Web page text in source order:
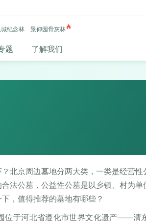
纪念林 景仰园骨灰林
题 了解我们
北京周边墓地分两大类，一类是经营
法公墓，公益性公墓是以乡镇、村为单
，值得推荐的墓地有哪些？
位于河北省遵化市世界文化遗产——清